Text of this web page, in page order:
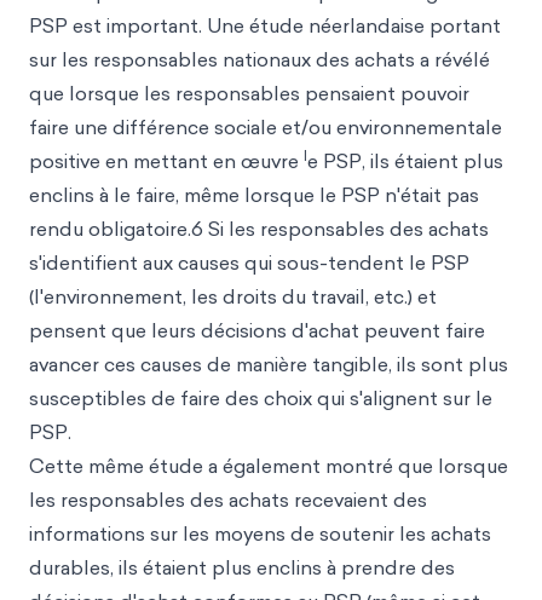
PSP est important. Une étude néerlandaise portant
sur les responsables nationaux des achats a révélé
que lorsque les responsables pensaient pouvoir
faire une différence sociale et/ou environnementale
positive en mettant en œuvre le PSP, ils étaient plus
enclins à le faire, même lorsque le PSP n'était pas
rendu obligatoire.6 Si les responsables des achats
s'identifient aux causes qui sous-tendent le PSP
(l'environnement, les droits du travail, etc.) et
pensent que leurs décisions d'achat peuvent faire
avancer ces causes de manière tangible, ils sont plus
susceptibles de faire des choix qui s'alignent sur le
PSP.
Cette même étude a également montré que lorsque
les responsables des achats recevaient des
informations sur les moyens de soutenir les achats
durables, ils étaient plus enclins à prendre des